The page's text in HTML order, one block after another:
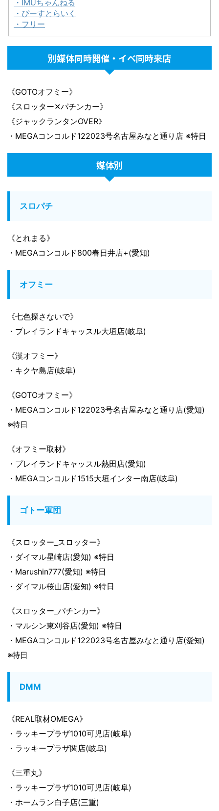
・IMUちゃんねる
・ぴーすとらいく
・フリー
別媒体同時開催・イベ同時来店
《GOTOオフミー》
《スロッター✕パチンカー》
《ジャックランタンOVER》
・MEGAコンコルド122023号名古屋みなと通り店 ※特日
媒体別
スロパチ
《とれまる》
・MEGAコンコルド800春日井店+(愛知)
オフミー
《七色探さないで》
・プレイランドキャッスル大垣店(岐阜)
《漢オフミー》
・キクヤ島店(岐阜)
《GOTOオフミー》
・MEGAコンコルド122023号名古屋みなと通り店(愛知)
※特日
《オフミー取材》
・プレイランドキャッスル熱田店(愛知)
・MEGAコンコルド1515大垣インター南店(岐阜)
ゴトー軍団
《スロッター_スロッター》
・ダイマル星崎店(愛知) ※特日
・Marushin777(愛知) ※特日
・ダイマル桜山店(愛知) ※特日
《スロッター_パチンカー》
・マルシン東刈谷店(愛知) ※特日
・MEGAコンコルド122023号名古屋みなと通り店(愛知)
※特日
DMM
《REAL取材OMEGA》
・ラッキープラザ1010可児店(岐阜)
・ラッキープラザ関店(岐阜)
《三重丸》
・ラッキープラザ1010可児店(岐阜)
・ホームラン白子店(三重)